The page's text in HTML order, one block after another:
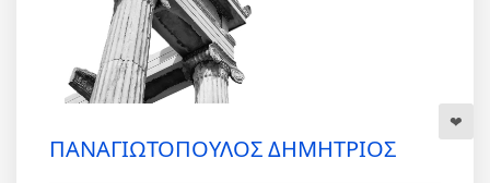
ΠΑΝΑΓΙΩΤΟΠΟΥΛΟΣ ΔΗΜΗΤΡΙΟΣ